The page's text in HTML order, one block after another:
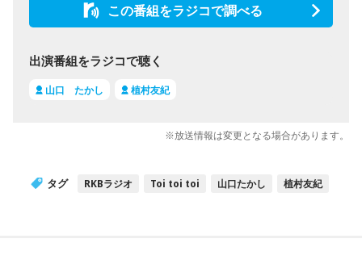
この番組をラジコで調べる
出演番組をラジコで聴く
山口 たかし 植村友紀
※放送情報は変更となる場合があります。
タグ RKBラジオ Toi toi toi 山口たかし 植村友紀